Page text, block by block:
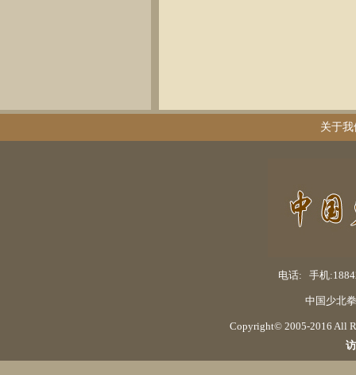
关于我
电话: 手机
中国少北
Copyright© 2005-2016 All